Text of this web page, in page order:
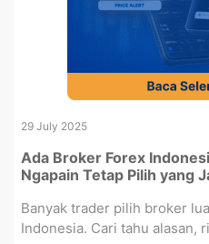
29 July 2025
Ada Broker Forex
Ngapain Tetap Pilih yang
Banyak trader pilih broker
Indonesia. Cari tahu alasan,